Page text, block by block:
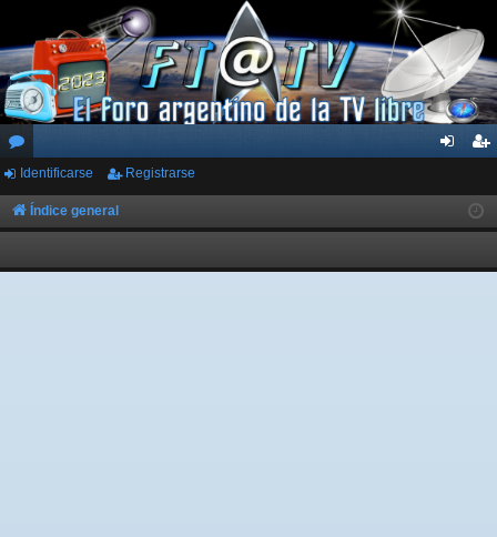
or
os
ar
ist
rs
Identificarse Registrarse
Índice general